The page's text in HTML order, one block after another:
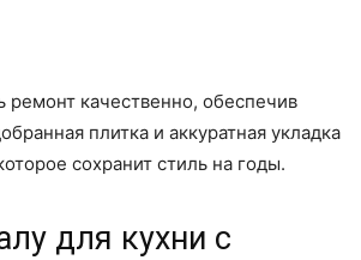
качественно, обеспечив
плитка и аккуратная укладка
сохранит стиль на годы.
для кухни с